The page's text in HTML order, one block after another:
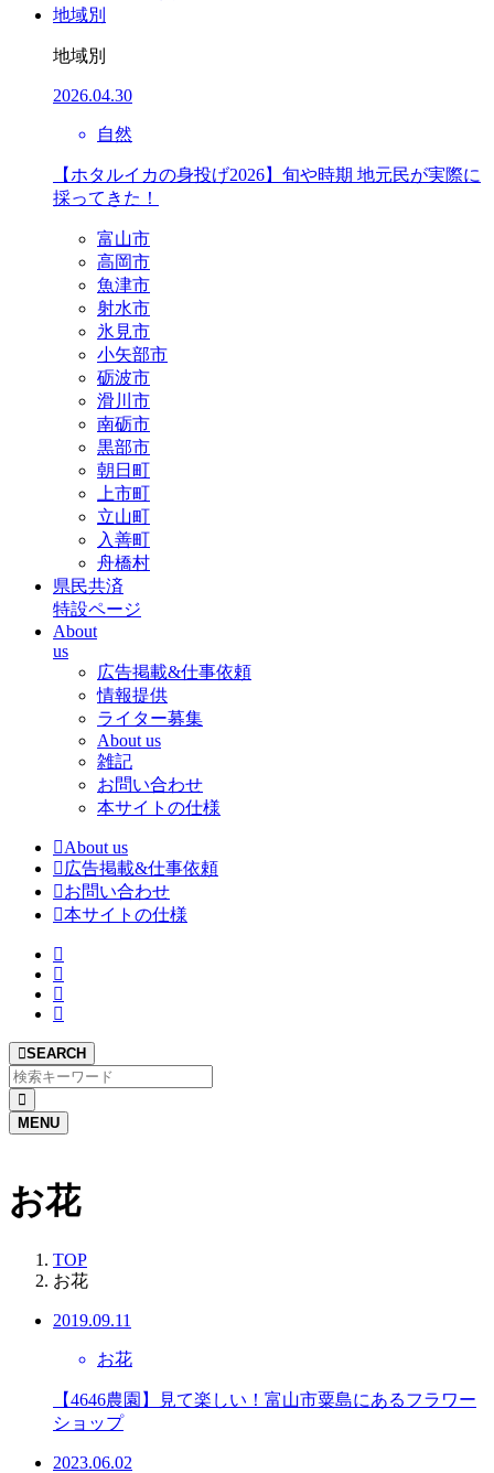
地域別
地域別
2026.04.30
自然
【ホタルイカの身投げ2026】旬や時期 地元民が実際に
採ってきた！
富山市
高岡市
魚津市
射水市
氷見市
小矢部市
砺波市
滑川市
南砺市
黒部市
朝日町
上市町
立山町
入善町
舟橋村
県民共済
特設ページ
About
us
広告掲載&仕事依頼
情報提供
ライター募集
About us
雑記
お問い合わせ
本サイトの仕様
About us
広告掲載&仕事依頼
お問い合わせ
本サイトの仕様
SEARCH
MENU
お花
TOP
お花
2019.09.11
お花
【4646農園】見て楽しい！富山市粟島にあるフラワー
ショップ
2023.06.02